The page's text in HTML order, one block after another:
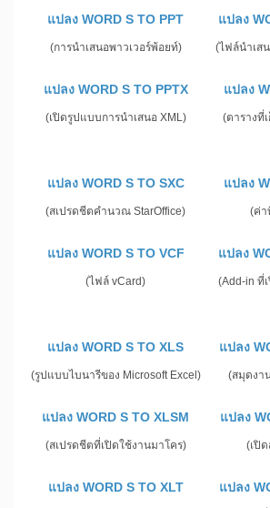
แปลง WORD S TO PPT
(การนำเสนอพาวเวอร์พ้อยท์)
แปลง
(ไฟล์นำเส
แปลง WORD S TO PPTX
(เปิดรูปแบบการนำเสนอ XML)
แปลง
(ตารางที่
แปลง WORD S TO SXC
(สเปรดชีตคำนวณ StarOffice)
แปลง
(ค่
แปลง WORD S TO VCF
(ไฟล์ vCard)
แปลง
(Add-in ที่
แปลง WORD S TO XLS
(รูปแบบไบนารีของ Microsoft Excel)
แปลง
(สมุดงา
แปลง WORD S TO XLSM
(สเปรดชีตที่เปิดใช้งานมาโคร)
แปลง
(เปิ
แปลง WORD S TO XLT แปลง